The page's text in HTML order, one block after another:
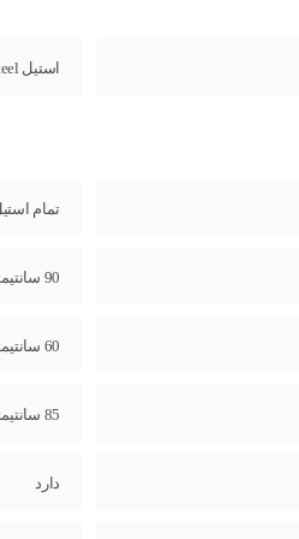
استیل Stainless Steel
تمام
90 سانتیمتر
60 سانتیمتر
85 سانتیمتر
دارد